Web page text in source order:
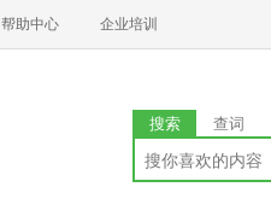
帮助中心 企业培训
搜索 查词